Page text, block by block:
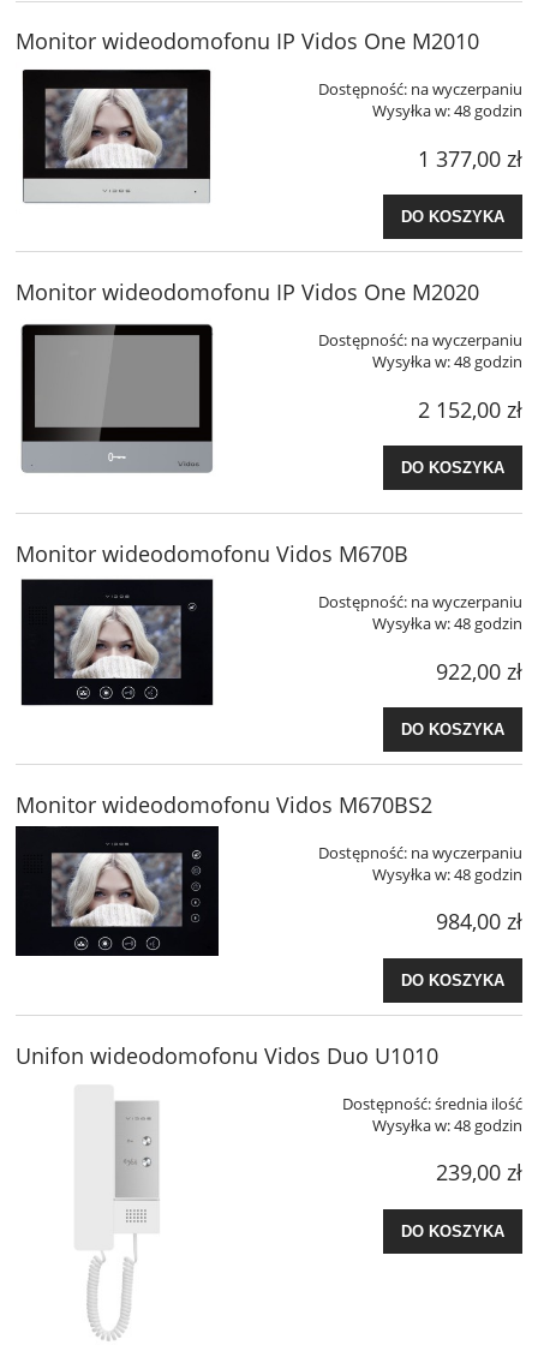
Monitor wideodomofonu IP Vidos One M2010
Dostępność: na wyczerpaniu
Wysyłka w:48 godzin
1 377,00 zł
DO KOSZYKA
Monitor wideodomofonu IP Vidos One M2020
Dostępność: na wyczerpaniu
Wysyłka w:48 godzin
2 152,00 zł
DO KOSZYKA
Monitor wideodomofonu Vidos M670B
Dostępność: na wyczerpaniu
Wysyłka w:48 godzin
922,00 zł
DO KOSZYKA
Monitor wideodomofonu Vidos M670BS2
Dostępność: na wyczerpaniu
Wysyłka w:48 godzin
984,00 zł
DO KOSZYKA
Unifon wideodomofonu Vidos Duo U1010
Dostępność:średnia ilość
Wysyłka w:48 godzin
239,00 zł
DO KOSZYKA